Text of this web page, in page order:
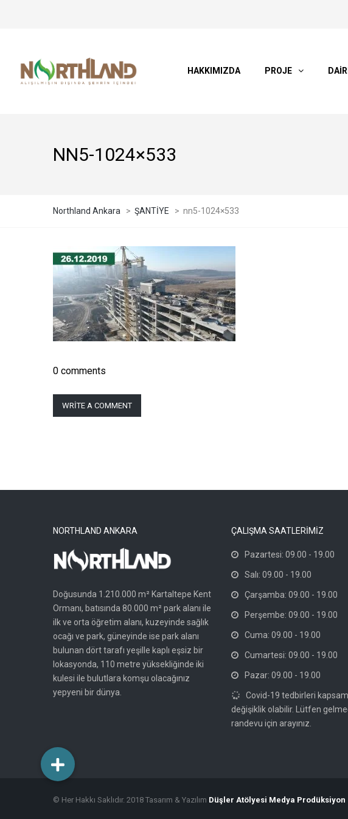
HAKKIMIZDA PROJE
NN5-1024×533
Northland Ankara > ŞANTİYE > nn5-1024×533
0 comments
WRITE A COMMENT
NORTHLAND ANKARA
Doğusunda 1.210.000 m² Kartaltepe Kent
Ormanı, batısında 80.000 m² park alanı ile
ilk ve orta öğretim alanı, kuzeyinde sağlık
ocağı ve park, güneyinde ise park alanı
bulunan dört tarafı yeşille kaplı eşsiz bir
lokasyonda, 110 metre yüksekliğinde iki
kulesi ile bulutlara komşu olacağınız
yepyeni bir dünya.
ÇALIŞMA SAATLERİMİZ
Pazartesi: 09.00 - 19.00
Salı: 09.00 - 19.00
Çarşamba: 09.00 - 19.00
Perşembe: 09.00 - 19.00
Cuma: 09.00 - 19.00
Cumartesi: 09.00 - 19.00
Pazar: 09.00 - 19.00
Covid-19 tedbirleri
değişiklik olabilir. Lütfen
randevu için arayınız.
© Her Hakkı Saklıdır. 2018 Tasarım & Yazılım Düşler Atölyesi Medya Prodüksiyon